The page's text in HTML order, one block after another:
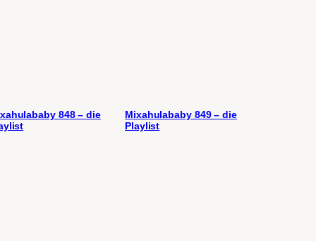
848 – die
Mixahulababy 849 – die
Playlist